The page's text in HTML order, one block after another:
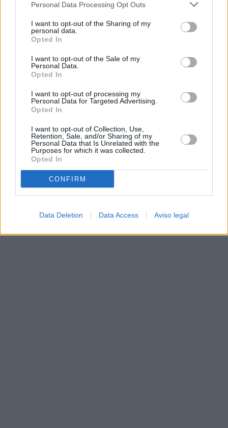
negar su consentimiento. Tenga en cuenta que algún
de su consentimiento, pero usted tiene el derecho de
rechazar tal procesamiento. Sus preferencias se aplicarán
cualquier momento entrando de nuevo en este sitio web o
visitando nuestra política de privacidad.
Personal Data Processing Opt Outs
I want to opt-out of the Sharing of my
personal data.
Opted In
I want to opt-out of the Sale of my
Personal Data.
Opted In
I want to opt-out of processing my
Personal Data for Targeted Advertising.
Opted In
I want to opt-out of Collection, Use,
Retention, Sale, and/or Sharing of my
Personal Data that Is Unrelated with the
Purposes for which it was collected.
Opted In
CONFIRM
Data Deletion Data Access Aviso legal